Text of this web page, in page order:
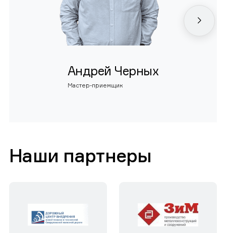
Андрей Черных
Мастер-приемщик
Наши партнеры